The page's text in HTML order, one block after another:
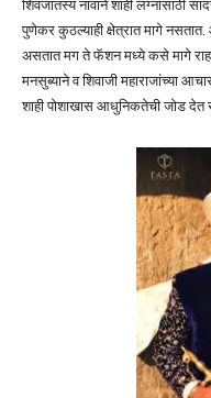
शिवजातस्य नावाने शाही लग्नासाठी
पुणेकर कुठल्याही क्षेत्रात मागे
असतात मग ते फॅशन मध्ये कसे मागे
मनसुब्याने व शिवाजी महाराजांच्या
शाही पोशाखास आधुनिकतेची जोड